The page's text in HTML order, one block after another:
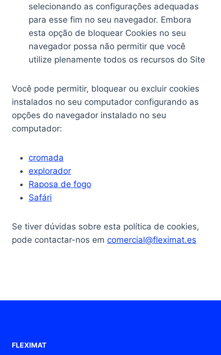
selecionando as configurações adequadas
para esse fim no seu navegador. Embora
esta opção de bloquear Cookies no seu
navegador possa não permitir que você
utilize plenamente todos os recursos do Site
Você pode permitir, bloquear ou excluir cookies
instalados no seu computador configurando as
opções do navegador instalado no seu
computador:
cromada
explorador
Raposa de fogo
Safári
Se tiver dúvidas sobre esta política de cookies,
pode contactar-nos em comercial@fleximat.es
FLEXIMAT